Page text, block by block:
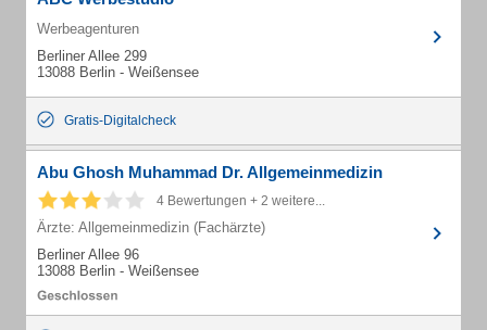
Werbeagenturen
Berliner Allee 299
13088 Berlin - Weißensee
Gratis-Digitalcheck
Abu Ghosh Muhammad Dr. Allgemeinmedizin
4 Bewertungen + 2 weitere...
Ärzte: Allgemeinmedizin (Fachärzte)
Berliner Allee 96
13088 Berlin - Weißensee